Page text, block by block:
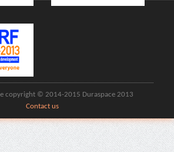
copyright © 2014-2015 Duraspace 2013
Contact us